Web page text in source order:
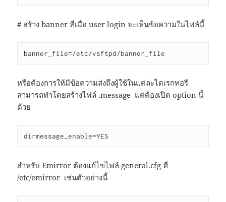
# สร้าง banner ที่เมื่อ user login จะเห็นข้อความในไฟล์นี้
banner_file=/etc/vsftpd/banner_file
หรือต้องการให้มีข้อความส่งถึงผู้ใช้ในแต่ละไดเรกทอรี
สามารถทำโดยสร้างไฟล์ .message แต่ต้องเปิด option นี้
ด้วย
สำหรับ Emirror ต้องแก้ไขไฟล์ general.cfg ที่
/etc/emirror เช่นตัวอย่างนี้